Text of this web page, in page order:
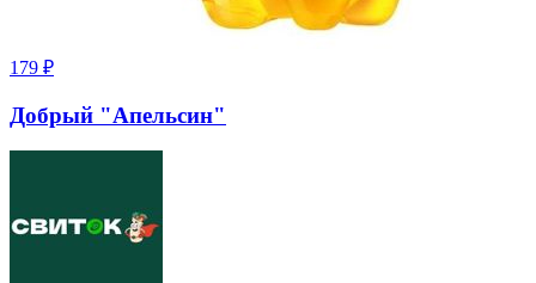
179 ₽
Добрый "Апельсин"